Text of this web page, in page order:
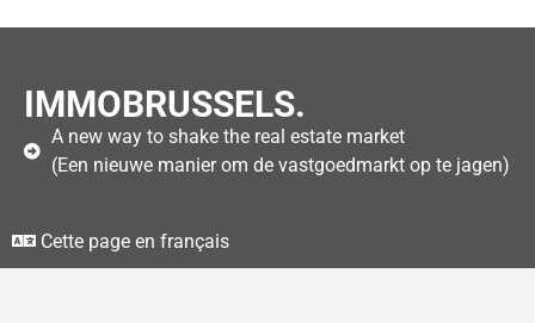
IMMOBRUSSELS.
A new way to shake the real estate market
(Een nieuwe manier om de vastgoedmarkt op te jagen)
Cette page en français